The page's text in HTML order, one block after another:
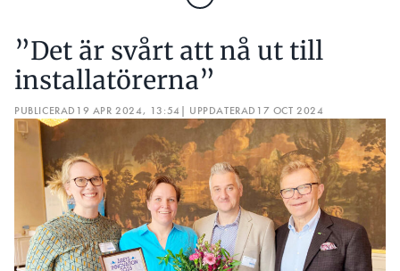
”Det är svårt att nå ut till
installatörerna”
PUBLICERAD 19 APR 2024, 13:54| UPPDATERAD 17 OCT 2024